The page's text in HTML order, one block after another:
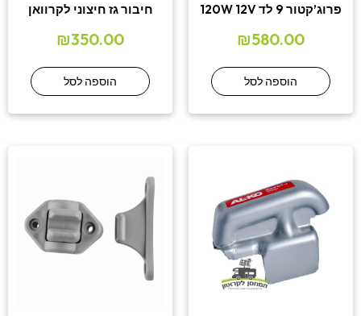
פרוג’קטור 9 לד 120W 12V
₪580.00
הוספה לסל
חיבור גז חיצוני לקרוואן
₪350.00
הוספה לסל